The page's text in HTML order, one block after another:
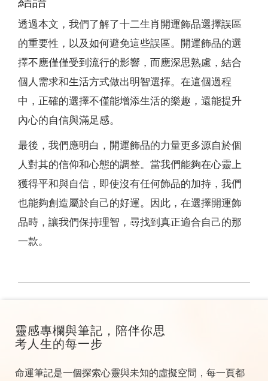
透過本文，我們了解了十二生肖開運飾品選擇誤區
的重要性，以及如何避免這些誤區。開運飾品的選
擇不應僅僅受到流行的影響，而應深思熟慮，結合
個人需求和生活方式做出明智選擇。在這個過程
中，正確的選擇不僅能增添生活的樂趣，還能提升
內心的自信與滿足感。
最後，我們應明白，開運飾品的力量更多源自於個
人對其的信仰和心態的調整。當我們能夠在心靈上
獲得平和與自信，即使沒有任何飾品的加持，我們
也能夠創造屬於自己的好運。因此，在選擇開運飾
品時，讓我們保持理智，尋找到真正適合自己的那
一款。
靈感專欄與筆記，陪伴你思
考人生的每一步
命運筆記是一個探索心靈與未知的虛擬空間，每一頁都